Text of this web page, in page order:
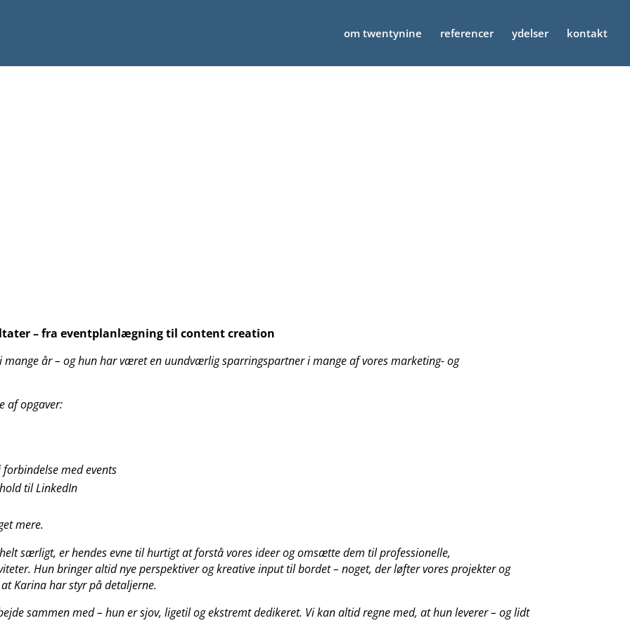
om twentynine referencer ydelser kontakt
– fra eventplanlægning til content creation
mange år – og hun har været en uundværlig sparringspartner i mange af vores marketing- og
af opgaver:
med events
til LinkedIn
mere.
særligt, er hendes evne til hurtigt at forstå vores ideer og omsætte dem til professionelle,
Hun bringer altid nye perspektiver og kreative input til bordet – noget, der løfter vores projekter og
Karina har styr på detaljerne.
sammen med – hun er sjov, ligetil og ekstremt dedikeret. Vi kan altid regne med, at hun leverer – og lidt